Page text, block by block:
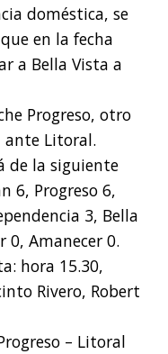
doméstica, se
en la fecha
a Bella Vista a
Progreso, otro
ante Litoral.
de la siguiente
6, Progreso 6,
3, Bella
0, Amanecer 0.
hora 15.30,
Rivero, Robert
– Litoral